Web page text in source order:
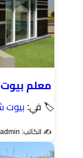
معلم
🏷 في: بيوت
✍️ الكاتب: admin